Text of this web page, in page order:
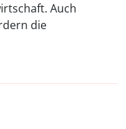
Auch
die